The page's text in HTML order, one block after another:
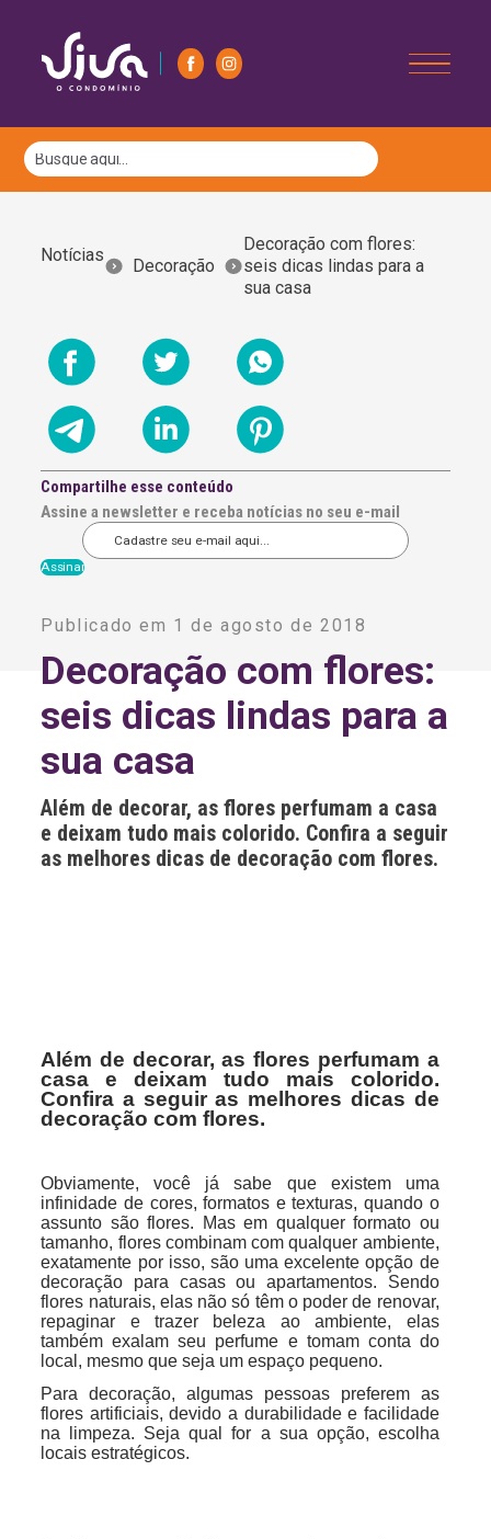
Notícias
Decoração
Decoração com flores:
seis dicas lindas para a
sua casa
Compartilhe esse conteúdo
Assine a newsletter e receba notícias no seu e-mail
t
n
t
v
:
Publicado em 1 de agosto de 2018
Decoração com flores:
seis dicas lindas para a
sua casa
Além de decorar, as flores perfumam a casa
e deixam tudo mais colorido. Confira a seguir
as melhores dicas de decoração com flores.
Além de decorar, as flores perfumam a
casa e deixam tudo mais colorido.
Confira a seguir as melhores dicas de
decoração com flores.
Obviamente, você já sabe que existem uma
infinidade de cores, formatos e texturas, quando o
assunto são flores. Mas em qualquer formato ou
tamanho, flores combinam com qualquer ambiente,
exatamente por isso, são uma excelente opção de
decoração para casas ou apartamentos. Sendo
flores naturais, elas não só têm o poder de renovar,
repaginar e trazer beleza ao ambiente, elas
também exalam seu perfume e tomam conta do
local, mesmo que seja um espaço pequeno.
Para decoração, algumas pessoas preferem as
flores artificiais, devido a durabilidade e facilidade
na limpeza. Seja qual for a sua opção, escolha
locais estratégicos.